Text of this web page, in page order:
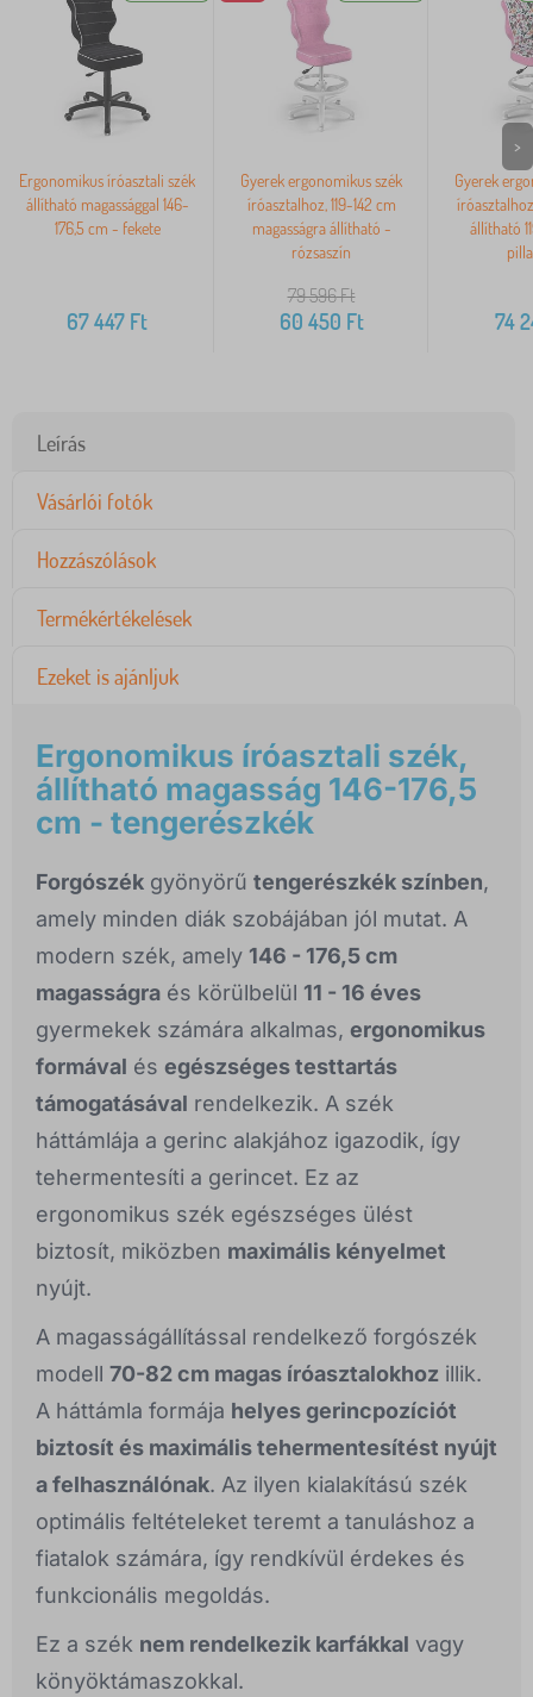
Ergonomikus íróasztali szék
állítható magassággal 146-
176,5 cm - fekete
67 447 Ft
Gyerek ergonomikus szék
íróasztalhoz, 119-142 cm
magasságra állítható -
rózsaszín
79 596Ft
60 450 Ft
Gyerek
állítható
74
>
Leírás
Vásárlói fotók
Hozzászólások
Termékértékelések
Ezeket is ajánljuk
Ergonomikus íróasztali szék,
állítható magasság 146-176,5
cm - tengerészkék
Forgószék gyönyörű tengerészkék színben,
amely minden diák szobájában jól mutat. A
modern szék, amely 146 - 176,5 cm
magasságra és körülbelül 11 - 16 éves
gyermekek számára alkalmas, ergonomikus
formával és egészséges testtartás
támogatásával rendelkezik. A szék
háttámlája a gerinc alakjához igazodik, így
tehermentesíti a gerincet. Ez az
ergonomikus szék egészséges ülést
biztosít, miközben maximális kényelmet
nyújt.
A magasságállítással rendelkező forgószék
modell 70-82 cm magas íróasztalokhoz illik.
A háttámla formája helyes gerincpozíciót
biztosít és maximális tehermentesítést nyújt
a felhasználónak. Az ilyen kialakítású szék
optimális feltételeket teremt a tanuláshoz a
fiatalok számára, így rendkívül érdekes és
funkcionális megoldás.
Ez a szék nem rendelkezik karfákkal vagy
könyöktámaszokkal.